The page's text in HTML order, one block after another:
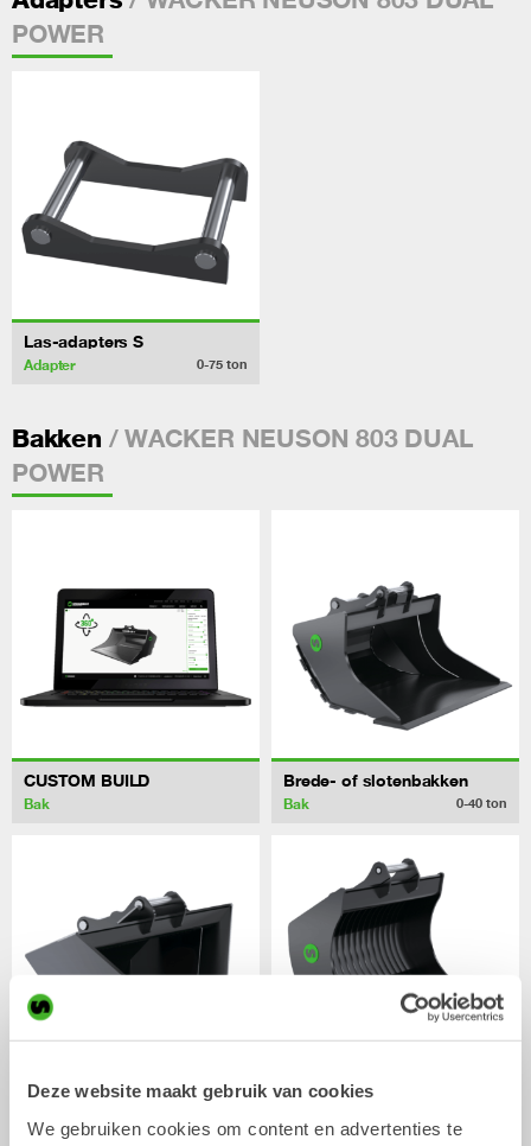
Deze website maakt gebruik van cookies
We gebruiken cookies om content en advertenties te
POWER
Las-adapters S
Adapter 0-75 ton
Bakken / WACKER NEUSON 803 DUAL
POWER
CUSTOM BUILD
Bak
Brede- of slotenbakken
Bak 0-40 ton
Bak 0-22ton Bak 0-20